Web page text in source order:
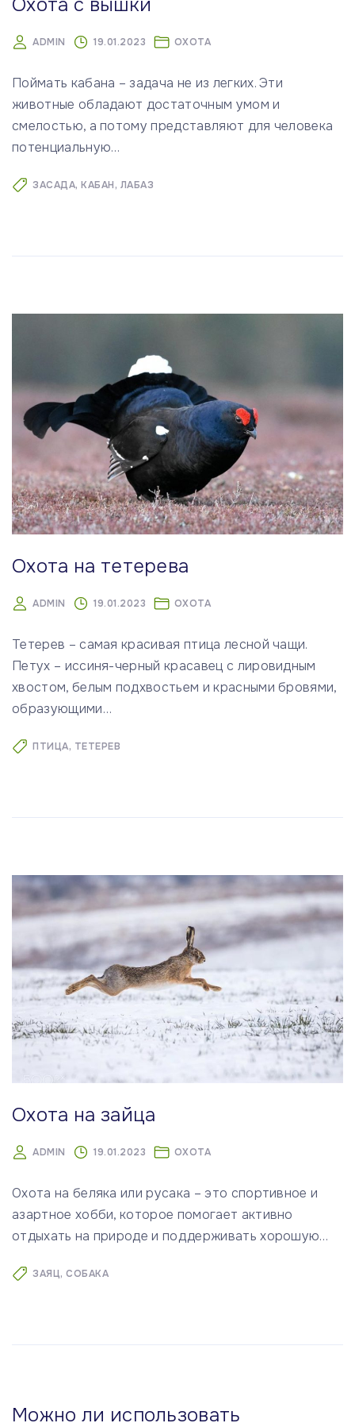
ADMIN 19.01.2023 ОХОТА
Поймать кабана – задача не из легких. Эти
животные обладают достаточным умом и
смелостью, а потому представляют для человека
потенциальную…
ЗАСАДА КАБАН ЛАБАЗ
Охота на тетерева
ADMIN 19.01.2023 ОХОТА
Тетерев – самая красивая птица лесной чащи.
Петух – иссиня-черный красавец с лировидным
хвостом, белым подхвостьем и красными бровями,
образующими…
ПТИЦА ТЕТЕРЕВ
Охота на зайца
ADMIN 19.01.2023 ОХОТА
Охота на беляка или русака – это спортивное и
азартное хобби, которое помогает активно
отдыхать на природе и поддерживать хорошую…
ЗАЯЦ СОБАКА
Можно ли использовать